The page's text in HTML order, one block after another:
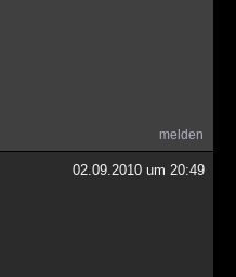
melden
02.09.2010 um 20:49